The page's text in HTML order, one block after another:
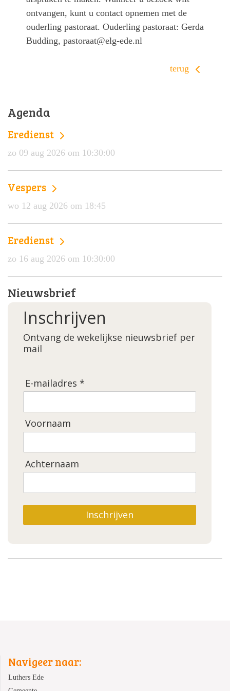
ontvangen, kunt u contact opnemen met de
ouderling pastoraat. Ouderling pastoraat: Gerda
Budding, pastoraat@elg-ede.nl
terug
Agenda
Eredienst
zo 09 aug 2026 om 10:30:00
Vespers
wo 12 aug 2026 om 18:45
Eredienst
zo 16 aug 2026 om 10:30:00
Nieuwsbrief
Inschrijven
Ontvang de wekelijkse nieuwsbrief per
mail
E-mailadres *
Voornaam
Achternaam
Inschrijven
Navigeer naar:
Luthers Ede